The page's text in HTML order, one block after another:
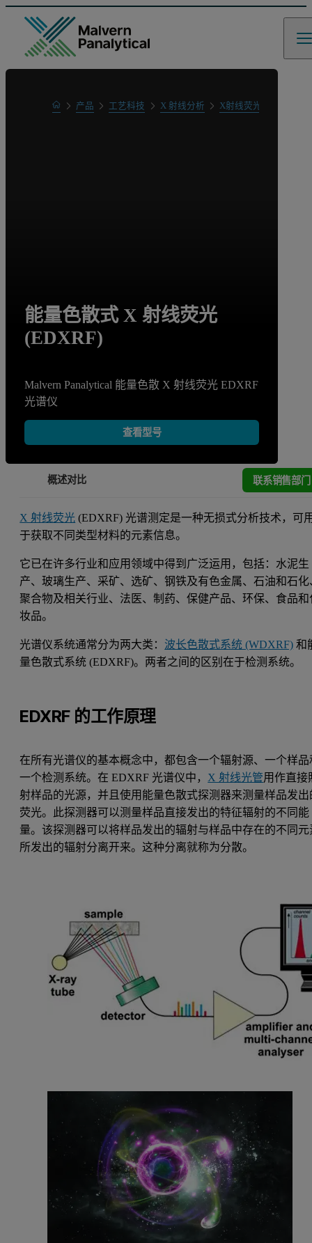
Home产品 工艺科技 X 射线分析 X射线荧光光谱分析
能量色散式 X 射线荧光
(EDXRF)
Malvern Panalytical 能量色散 X 射线荧光 EDXRF
光谱仪
查看型号
概述对比 联系销售部门
X 射线荧光 (EDXRF) 光谱测定是一种无损式分析技术，可
于获取不同类型材料的元素信息。
它已在许多行业和应用领域中得到广泛运用，包括：水泥生
产、玻璃生产、采矿、选矿、钢铁及有色金属、石油和石化
聚合物及相关行业、法医、制药、保健产品、环保、食品和
妆品。
光谱仪系统通常分为两大类： 波长色散式系统 (WDXRF) 和
量色散式系统 (EDXRF)。两者之间的区别在于检测系统。​
EDXRF 的工作原理
在所有光谱仪的基本概念中，都包含一个辐射源、一个样品
一个检测系统。在 EDXRF 光谱仪中， X 射线光管用作直接
射样品的光源，并且使用能量色散式探测器来测量样品发出
荧光。此探测器可以测量样品直接发出的特征辐射的不同能
量。该探测器可以将样品发出的辐射与样品中存在的不同元
所发出的辐射分离开来。这种分离就称为分散。​ ​